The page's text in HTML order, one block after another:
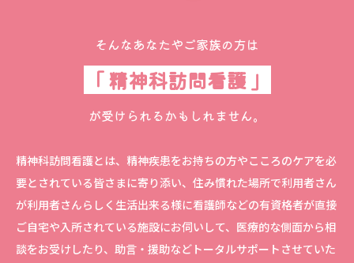
そんなあなたやご家族の方は
「 精神科訪問看護 」
が受けられるかもしれません。
精神科訪問看護とは、精神疾患をお持ちの方やこころのケアを必
要とされている皆さまに寄り添い、住み慣れた場所で利用者さん
が利用者さんらしく生活出来る様に看護師などの有資格者が直接
ご自宅や入所されている施設にお伺いして、医療的な側面から相
談をお受けしたり、助言・援助などトータルサポートさせていた